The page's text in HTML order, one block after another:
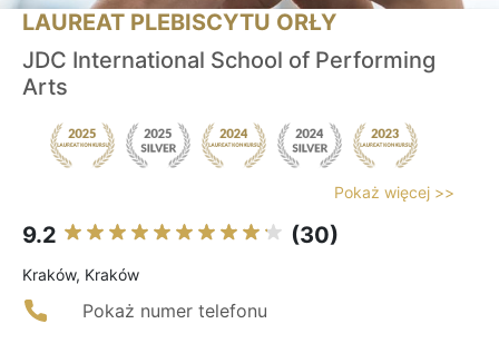
LAUREAT PLEBISCYTU ORŁY
JDC International School of Performing
Arts
Pokaż więcej >>
9.2 (30)
Kraków, Kraków
Pokaż numer telefonu